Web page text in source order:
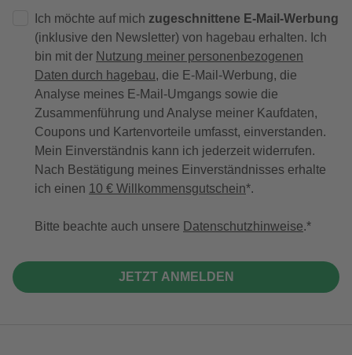
Ich möchte auf mich zugeschnittene E-Mail-Werbung
(inklusive den Newsletter) von hagebau erhalten. Ich
bin mit der Nutzung meiner personenbezogenen
Daten durch hagebau, die E-Mail-Werbung, die
Analyse meines E-Mail-Umgangs sowie die
Zusammenführung und Analyse meiner Kaufdaten,
Coupons und Kartenvorteile umfasst, einverstanden.
Mein Einverständnis kann ich jederzeit widerrufen.
Nach Bestätigung meines Einverständnisses erhalte
ich einen 10 € Willkommensgutschein*.
Bitte beachte auch unsere Datenschutzhinweise.
JETZT ANMELDEN